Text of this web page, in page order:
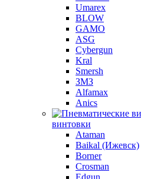
Umarex
BLOW
GAMO
ASG
Cybergun
Kral
Smersh
ЗМЗ
Alfamax
Anics
винтовки
Ataman
Baikal (Ижевск)
Borner
Crosman
Edgun